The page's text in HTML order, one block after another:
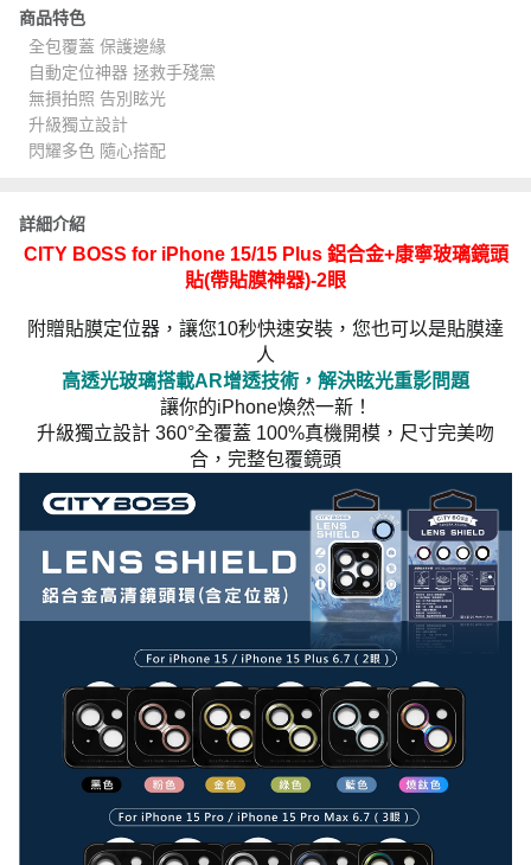
商品特色
全包覆蓋 保護邊緣
自動定位神器 拯救手殘黨
無損拍照 告別眩光
升級獨立設計
閃耀多色 隨心搭配
詳細介紹
CITY BOSS for iPhone 15/15 Plus 鋁合金+康寧玻璃鏡頭
貼(帶貼膜神器)-2眼
附贈貼膜定位器，讓您10秒快速安裝，您也可以是貼膜達
人
高透光玻璃搭載AR增透技術，解決眩光重影問題
讓你的iPhone煥然一新！
升級獨立設計 360°全覆蓋 100%真機開模，尺寸完美吻
合，完整包覆鏡頭